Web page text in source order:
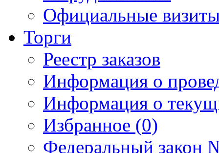
Официальные
Торги
Реестр заказов
Информация о
Информация о
Избранное (0)
Федеральный закон